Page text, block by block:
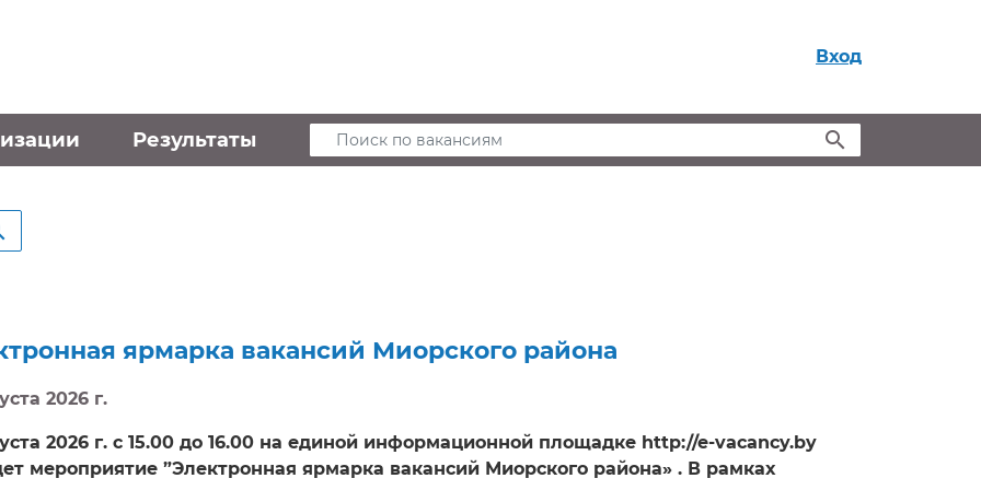
Вход
Результаты Поиск по вакансиям
ярмарка вакансий Миорского района
2026 г.
2026 г. с 15.00 до 16.00 на единой информационной площадке http://e-vacancy.by
мероприятие ”Электронная ярмарка вакансий Миорского района» . В рамках